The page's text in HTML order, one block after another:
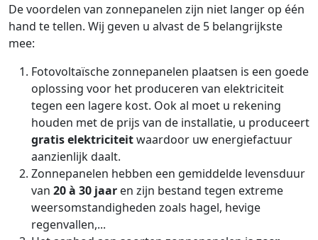
De voordelen van zonnepanelen zijn niet langer op één
hand te tellen. Wij geven u alvast de 5 belangrijkste
mee:
Fotovoltaïsche zonnepanelen plaatsen is een goede
oplossing voor het produceren van elektriciteit
tegen een lagere kost. Ook al moet u rekening
houden met de prijs van de installatie, u produceert
gratis elektriciteitwaardoor uw energiefactuur
aanzienlijk daalt.
Zonnepanelen hebben een gemiddelde levensduur
van 20 à 30 jaar en zijn bestand tegen extreme
weersomstandigheden zoals hagel, hevige
regenvallen,...